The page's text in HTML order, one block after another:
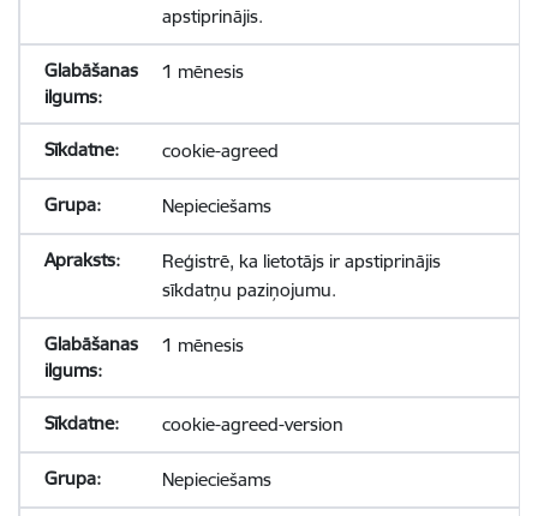
apstiprinājis.
1 mēnesis
cookie-agreed
Nepieciešams
Reģistrē, ka lietotājs ir apstiprinājis
sīkdatņu paziņojumu.
1 mēnesis
cookie-agreed-version
Nepieciešams